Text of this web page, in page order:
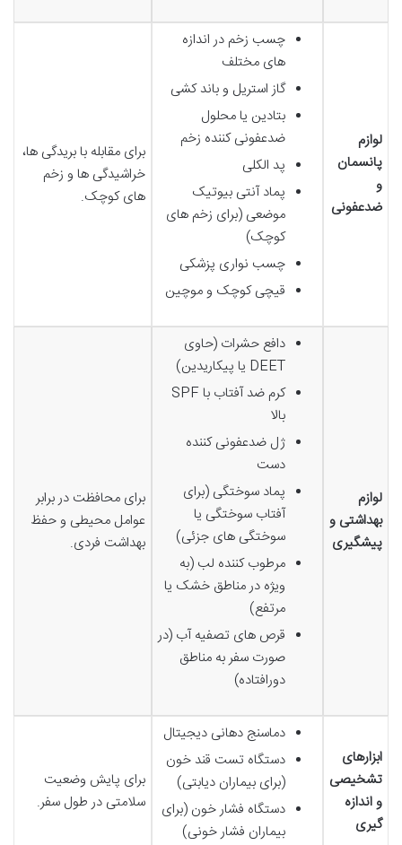
لوازم
پانسمان
و
ضدعفونی
چسب زخم در اندازه
های مختلف
گاز استریل و باند کشی
بتادین یا محلول
ضدعفونی کننده زخم
پد الکلی
پماد آنتی بیوتیک
موضعی (برای زخم های
کوچک)
چسب نواری پزشکی
قیچی کوچک و موچین
برای مقابله با بریدگی ها،
خراشیدگی ها و زخم
های کوچک.
لوازم
بهداشتی و
پیشگیری
دافع حشرات (حاوی
DEET یا پیکاریدین)
کرم ضد آفتاب با SPF
بالا
ژل ضدعفونی کننده
دست
پماد سوختگی (برای
آفتاب سوختگی یا
سوختگی های جزئی)
مرطوب کننده لب (به
ویژه در مناطق خشک یا
مرتفع)
قرص های تصفیه آب (در
صورت سفر به مناطق
دورافتاده)
برای محافظت در برابر
عوامل محیطی و حفظ
بهداشت فردی.
ابزارهای
تشخیصی
و اندازه
گیری
دماسنج دهانی دیجیتال
دستگاه تست قند خون
(برای بیماران دیابتی)
دستگاه فشار خون (برای
بیماران فشار خونی)
برای پایش وضعیت
سلامتی در طول سفر.